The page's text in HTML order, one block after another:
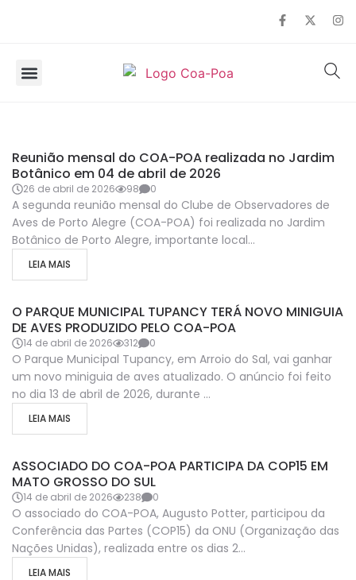
Reunião mensal do COA-POA realizada no Jardim
Botânico em 04 de abril de 2026
26 de abril de 2026 98 0
A segunda reunião mensal do Clube de Observadores de
Aves de Porto Alegre (COA-POA) foi realizada no Jardim
Botânico de Porto Alegre, importante local...
LEIA MAIS
O PARQUE MUNICIPAL TUPANCY TERÁ NOVO MINIGUIA
DE AVES PRODUZIDO PELO COA-POA
14 de abril de 2026 312 0
O Parque Municipal Tupancy, em Arroio do Sal, vai ganhar
um novo miniguia de aves atualizado. O anúncio foi feito
no dia 13 de abril de 2026, durante ...
LEIA MAIS
ASSOCIADO DO COA-POA PARTICIPA DA COP15 EM
MATO GROSSO DO SUL
14 de abril de 2026 238 0
O associado do COA-POA, Augusto Potter, participou da
Conferência das Partes (COP15) da ONU (Organização das
Nações Unidas), realizada entre os dias 2...
LEIA MAIS